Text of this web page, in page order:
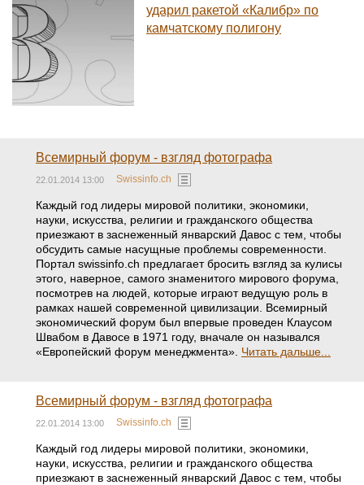
ударил ракетой «Калибр» по
камчатскому полигону
Всемирный форум - взгляд фотографа
22.01.2014 13:00 Swissinfo.ch
Каждый год лидеры мировой политики, экономики,
науки, искусства, религии и гражданского общества
приезжают в заснеженный январский Давос с тем, чтобы
обсудить самые насущные проблемы современности.
Портал swissinfo.ch предлагает бросить взгляд за кулисы
этого, наверное, самого знаменитого мирового форума,
посмотрев на людей, которые играют ведущую роль в
рамках нашей современной цивилизации. Всемирный
экономический форум был впервые проведен Клаусом
Швабом в Давосе в 1971 году, вначале он назывался
«Европейский форум менеджмента». Читать дальше...
Всемирный форум - взгляд фотографа
22.01.2014 13:00 Swissinfo.ch
Каждый год лидеры мировой политики, экономики,
науки, искусства, религии и гражданского общества
приезжают в заснеженный январский Давос с тем, чтобы